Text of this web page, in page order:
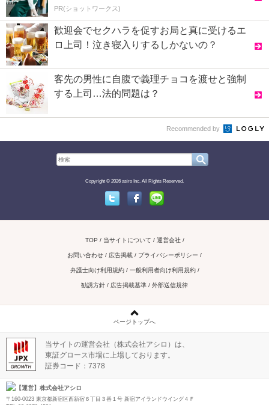
PR(ショットワークス)
歓迎会でセクハラを促すお局と真に受けるエ
ロ上司！泣き寝入りするしかないの？
客先の男性に自腹で義理チョコを渡せと強制
する上司…法的問題は？
Recommended by
Copyright © 2026 asiro Inc. All Rights Reserved.
TOP 当サイトについて 運営会社
お問い合わせ / 広告掲載 プライバシーポリシー
弁護士向け利用規約 一般利用者向け利用規約
勧誘方針 広告掲載基準 外部送信規律
ページトップへ
当サイトの運営会社（株式会社アシロ）は、
東証グロース市場に上場しております。
証券コード：7378
【運営】株式会社アシロ
〒160-0023 東京都新宿区西新宿６丁目３番１号 新宿アイランドウイング４Ｆ